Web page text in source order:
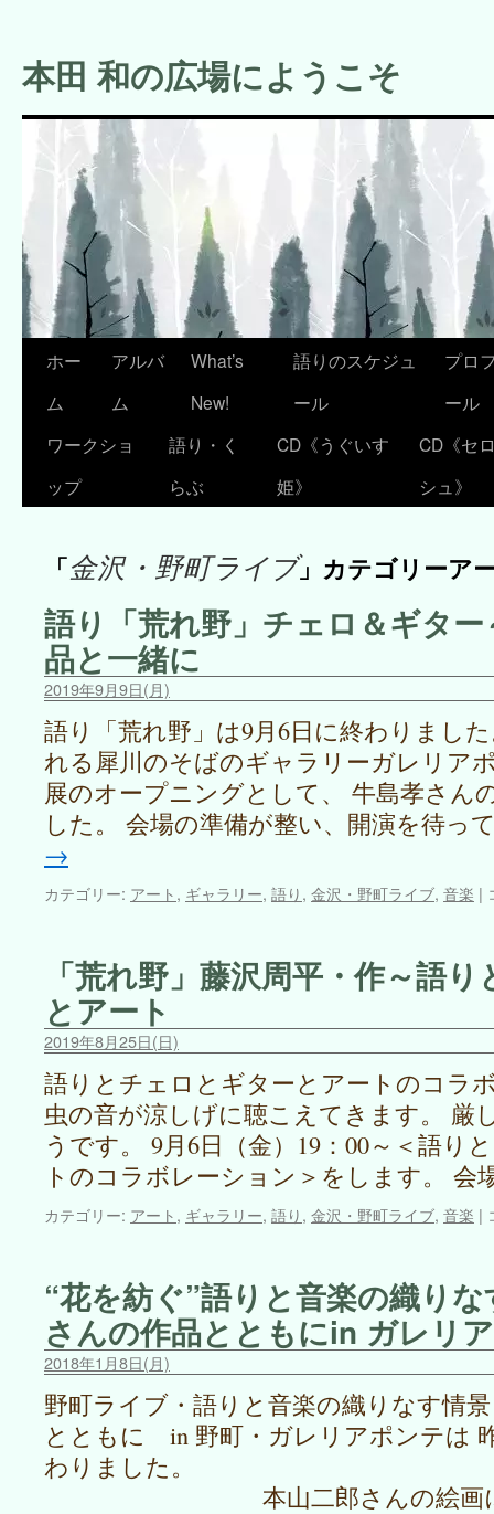
テ
ン
本田 和の広場にようこそ
ホー
ム
アルバ
ム
What’s
New!
語りのスケジュ
ール
プロ
ール
ワークショ
ップ
語り・く
らぶ
CD《うぐいす
姫》
CD《セ
シュ》
「金沢・野町ライブ」カテゴリーア
語り「荒れ野」チェロ＆ギタ
品と一緒に
2019年9月9日(月)
語り「荒れ野」は9月6日に終わりまし
れる犀川のそばのギャラリーガレリア
展のオープニングとして、 牛島孝さん
した。 会場の準備が整い、開演を待
→
カテゴリー: アート, ギャラリー, 語り, 金沢・野町ライブ, 音楽 |
「荒れ野」藤沢周平・作～語
とアート
2019年8月25日(日)
語りとチェロとギターとアートのコラ
虫の音が涼しげに聴こえてきます。 厳
うです。 9月6日（金）19：00～＜語り
トのコラボレーション＞をします。
カテゴリー: アート, ギャラリー, 語り, 金沢・野町ライブ, 音楽 |
“花を紡ぐ”語りと音楽の織り
さんの作品とともにin ガレリ
2018年1月8日(月)
野町ライブ・語りと音楽の織りなす情
とともに in 野町・ガレリアポンテは
わりました。 “
本山二郎さんの絵画